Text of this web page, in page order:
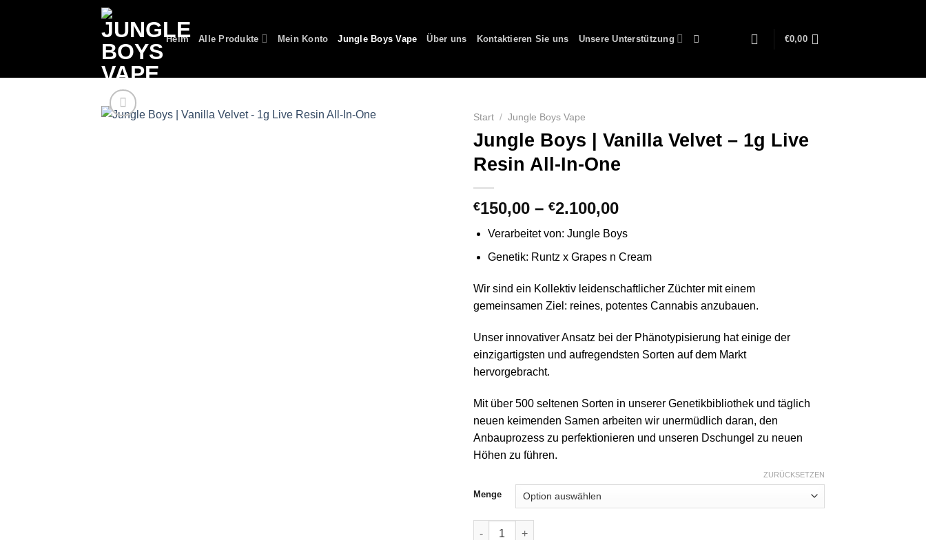
Heim Alle Produkte Mein Konto Jungle Boys Vape Über uns Kontaktieren Sie uns Unsere Unterstützung €0,00
Start / Jungle Boys Vape
Jungle Boys | Vanilla Velvet – 1g Live
Resin All-In-One
€150,00 – €2.100,00Preisspanne:
bis
€2.100,00
Verarbeitet von: Jungle Boys
Genetik: Runtz x Grapes n Cream
Wir sind ein Kollektiv leidenschaftlicher Züchter mit einem
gemeinsamen Ziel: reines, potentes Cannabis anzubauen.
Unser innovativer Ansatz bei der Phänotypisierung hat einige der
einzigartigsten und aufregendsten Sorten auf dem Markt
hervorgebracht.
Mit über 500 seltenen Sorten in unserer Genetikbibliothek und täglich
neuen keimenden Samen arbeiten wir unermüdlich daran, den
Anbauprozess zu perfektionieren und unseren Dschungel zu neuen
Höhen zu führen.
Menge
ZURÜCKSETZEN
Jungle Boys | Vanilla Velvet - 1g Live Resin All-In-One Menge